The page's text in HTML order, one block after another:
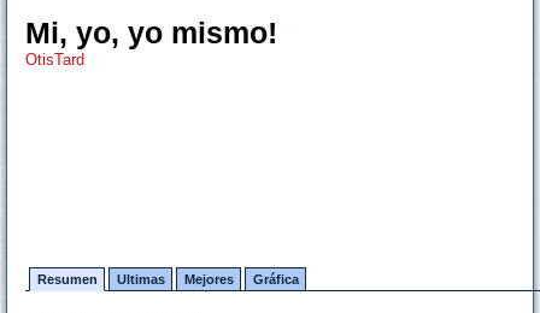
Mi, yo, yo mismo!
OtisTard
Resumen Ultimas Mejores Gráfica